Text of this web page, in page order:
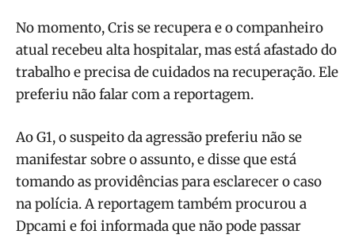
No momento, Cris se recupera e o companheiro
atual recebeu alta hospitalar, mas está afastado do
trabalho e precisa de cuidados na recuperação. Ele
preferiu não falar com a reportagem.
Ao G1, o suspeito da agressão preferiu não se
manifestar sobre o assunto, e disse que está
tomando as providências para esclarecer o caso
na polícia. A reportagem também procurou a
Dpcami e foi informada que não pode passar